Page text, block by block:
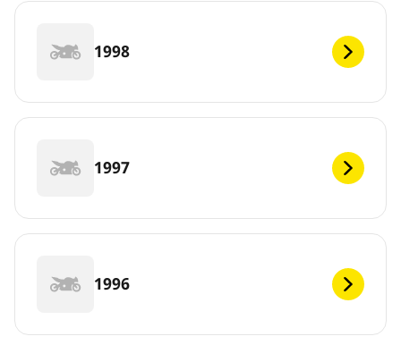
1998
1997
1996